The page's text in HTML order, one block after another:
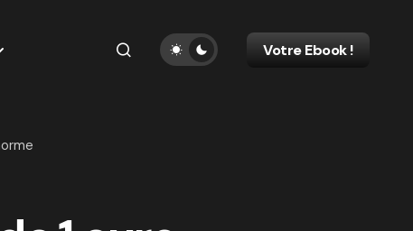
Votre Ebook !